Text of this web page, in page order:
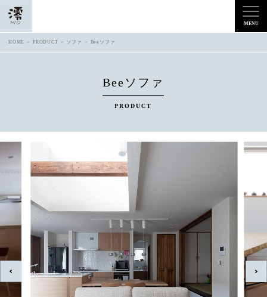
HOME PRODUCT ソファ Beeソファ
Beeソファ
PRODUCT